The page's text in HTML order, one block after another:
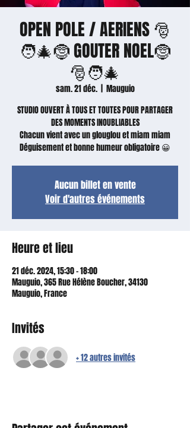
OPEN POLE / AERIENS 🎅
🧑‍🎄🤶 GOUTER NOEL🤶
🎅🧑‍🎄
sam. 21 déc.
  |
Mauguio
STUDIO OUVERT À TOUS ET TOUTES POUR PARTAGER
DES MOMENTS INOUBLIABLES
Chacun vient avec un glouglou et miam miam
Déguisement et bonne humeur obligatoire 😀
Aucun billet en vente
Voir d'autres événements
Heure et lieu
21 déc. 2024, 15:30 – 18:00
Mauguio, 365 Rue Hélène Boucher, 34130
Mauguio, France
Invités
+ 12 autres invités